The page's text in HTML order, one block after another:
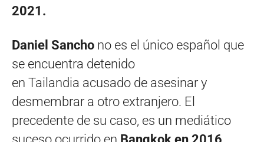
2021.
Daniel Sancho no es el único español que
se encuentra detenido
en Tailandia acusado de asesinar y
desmembrar a otro extranjero. El
precedente de su caso, es un mediático